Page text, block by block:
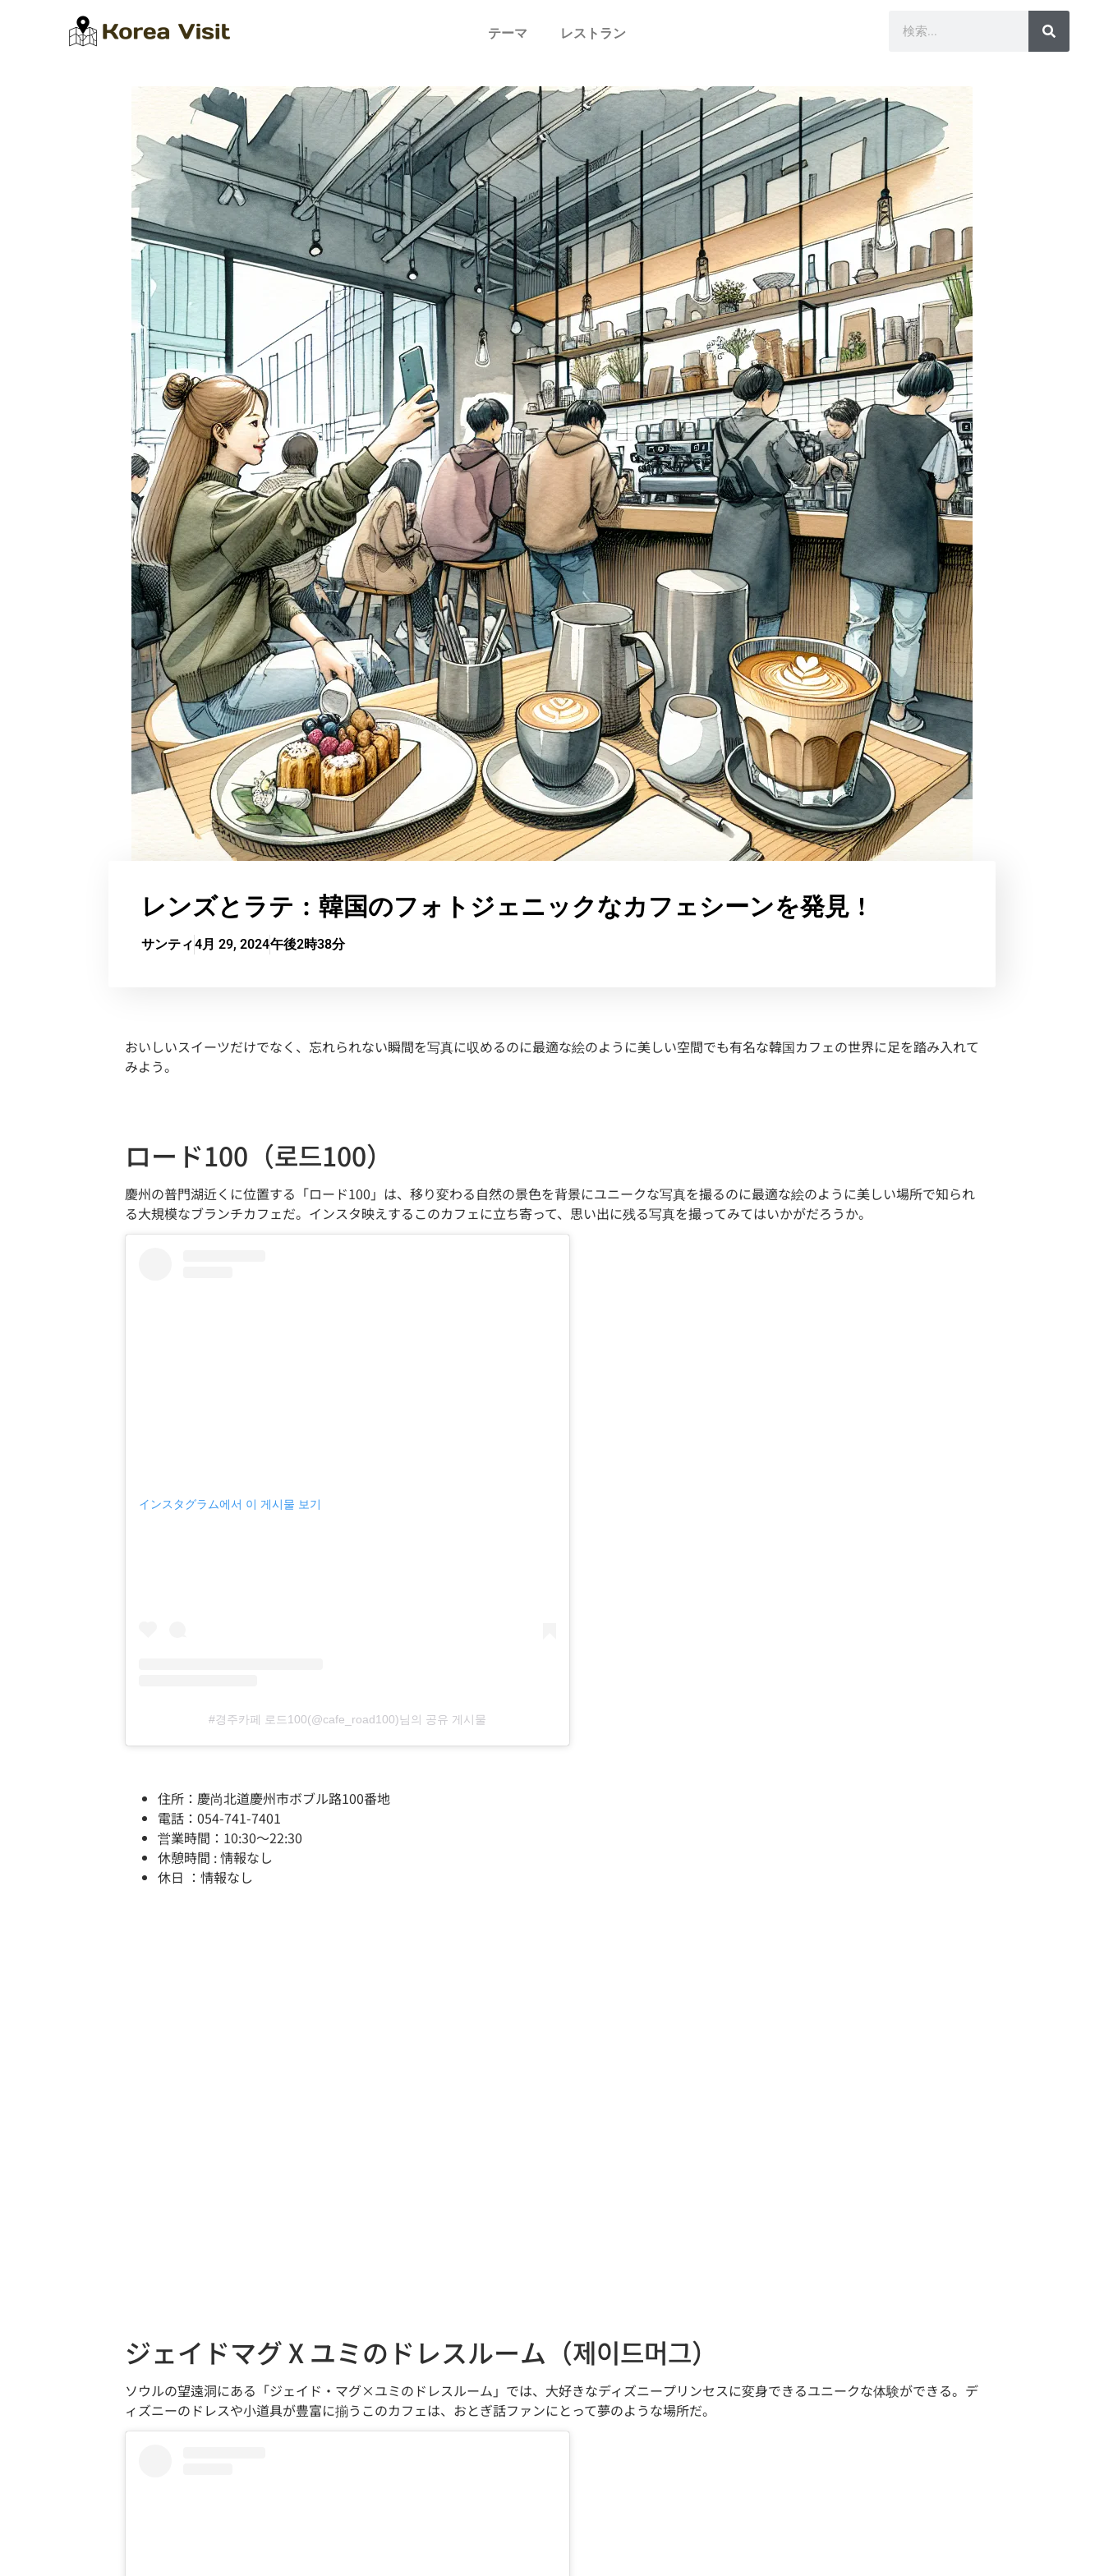
テーマ レストラン
レンズとラテ：韓国のフォトジェニックなカフェシーンを発見！
サンティ4月 29, 2024午後2時38分
おいしいスイーツだけでなく、忘れられない瞬間を写真に収めるのに最適な絵のように美しい空間でも有名な韓国カフェの世界に足を踏み入れて
みよう。
ロード100（로드100）
慶州の普門湖近くに位置する「ロード100」は、移り変わる自然の景色を背景にユニークな写真を撮るのに最適な絵のように美しい場所で知られ
る大規模なブランチカフェだ。インスタ映えするこのカフェに立ち寄って、思い出に残る写真を撮ってみてはいかがだろうか。
インスタグラム에서 이 게시물 보기
#경주카페 로드100(@cafe_road100)님의 공유 게시물
住所：慶尚北道慶州市ボブル路100番地
電話：054-741-7401
営業時間：10:30～22:30
休憩時間 : 情報なし
休日 ：情報なし
ジェイドマグ X ユミのドレスルーム（제이드머그）
ソウルの望遠洞にある「ジェイド・マグ×ユミのドレスルーム」では、大好きなディズニープリンセスに変身できるユニークな体験ができる。デ
ィズニーのドレスや小道具が豊富に揃うこのカフェは、おとぎ話ファンにとって夢のような場所だ。